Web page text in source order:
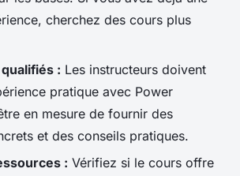
cherchez des cours plus
: Les instructeurs doivent
pratique avec Power
en mesure de fournir des
et des conseils pratiques.
: Vérifiez si le cours offre